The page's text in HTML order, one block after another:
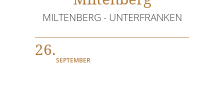
MILTENBERG - UNTERFRANKEN
26.
SEPTEMBER